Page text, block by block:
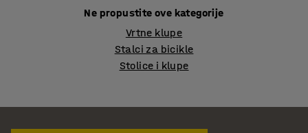
Ne propustite ove kategorije
Vrtne klupe
Stalci za bicikle
Stolice i klupe